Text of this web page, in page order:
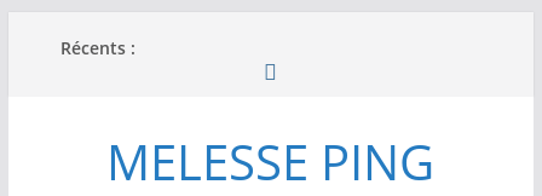
Récents :
MELESSE PING